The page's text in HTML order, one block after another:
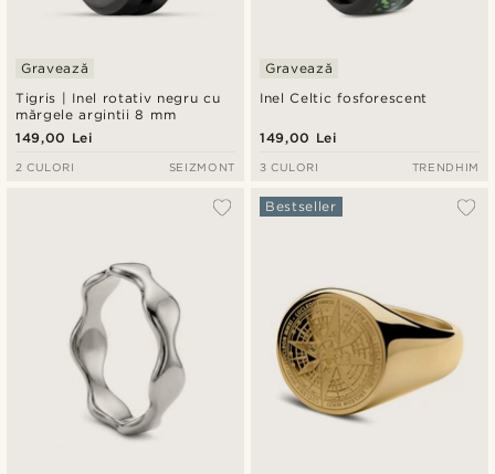
Tigris | Inel rotativ negru cu
mărgele argintii 8 mm
Gravează
149,00 Lei
2 CULORI SEIZMONT
Inel Celtic fosforescent
Gravează
149,00 Lei
3 CULORI TRENDHIM
Bestseller